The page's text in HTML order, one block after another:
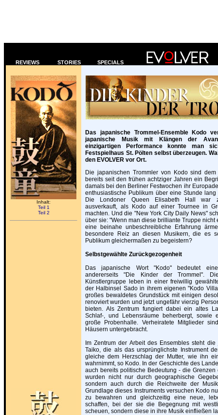
REVIEWS STORIES SPECIALS
Inhalt:
Teil 1
Teil 2
Das japanische Trommel-Ensemble Kodo
japanische Musik mit Klängen der
einzigartigen Performance konnte man
Festspielhaus St. Pölten selbst überzeugen.
den EVOLVER vor Ort.
Die japanischen Trommler von Kodo sind
bereits seit den frühen achtziger Jahren ein
damals bei den Berliner Festwochen ihr
enthusiastische Publikum über eine Stunde
Die Londoner Queen Elisabeth Hall war
ausverkauft, als Kodo auf einer Tournee in
machten. Und die "New York City Daily News"
über sie: "Wenn man diese brilliante Truppe nicht
eine beinahe unbeschreibliche Erfahrung
besondere Reiz an diesen Musikern, die es
Publikum gleichermaßen zu begeistern?
Selbstgewählte Zurückgezogenheit
Das japanische Wort "Kodo" bedeutet
andererseits "Die Kinder der Trommel".
Künstlergruppe leben in einer freiwillig
der Halbinsel Sado in ihrem eigenen "Kodo
großes bewaldetes Grundstück mit einigen
renoviert wurden und jetzt ungefähr vierzig
bieten. Als Zentrum fungiert dabei ein altes
Schlaf-, und Lebensräume beherbergt, sowie
große Probenhalle. Verheiratete Mitglieder
Häusern untergebracht.
Im Zentrum der Arbeit des Ensembles steht die
Taiko, die als das ursprünglichste Instrument
gleiche dem Herzschlag der Mutter, wie ihn
wahrnimmt, so Kodo. In der Geschichte des
auch bereits politische Bedeutung - die
wurden nicht nur durch geographische
sondern auch durch die Reichweite der
Grundlage dieses Instruments versuchen Kodo
zu bewahren und gleichzeitig eine neue,
schaffen, bei der sie die Begegnung mit
scheuen, sondern diese in ihre Musik einfließen